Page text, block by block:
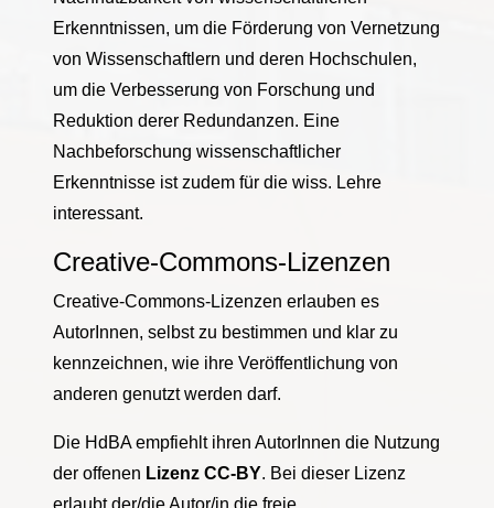
Erkenntnissen, um die Förderung von Vernetzung
von Wissenschaftlern und deren Hochschulen,
um die Verbesserung von Forschung und
Reduktion derer Redundanzen. Eine
Nachbeforschung wissenschaftlicher
Erkenntnisse ist zudem für die wiss. Lehre
interessant.
Creative-Commons-Lizenzen
Creative-Commons-Lizenzen erlauben es
AutorInnen, selbst zu bestimmen und klar zu
kennzeichnen, wie ihre Veröffentlichung von
anderen genutzt werden darf.
Die HdBA empfiehlt ihren AutorInnen die Nutzung
der offenen Lizenz CC-BY. Bei dieser Lizenz
erlaubt der/die Autor/in die freie